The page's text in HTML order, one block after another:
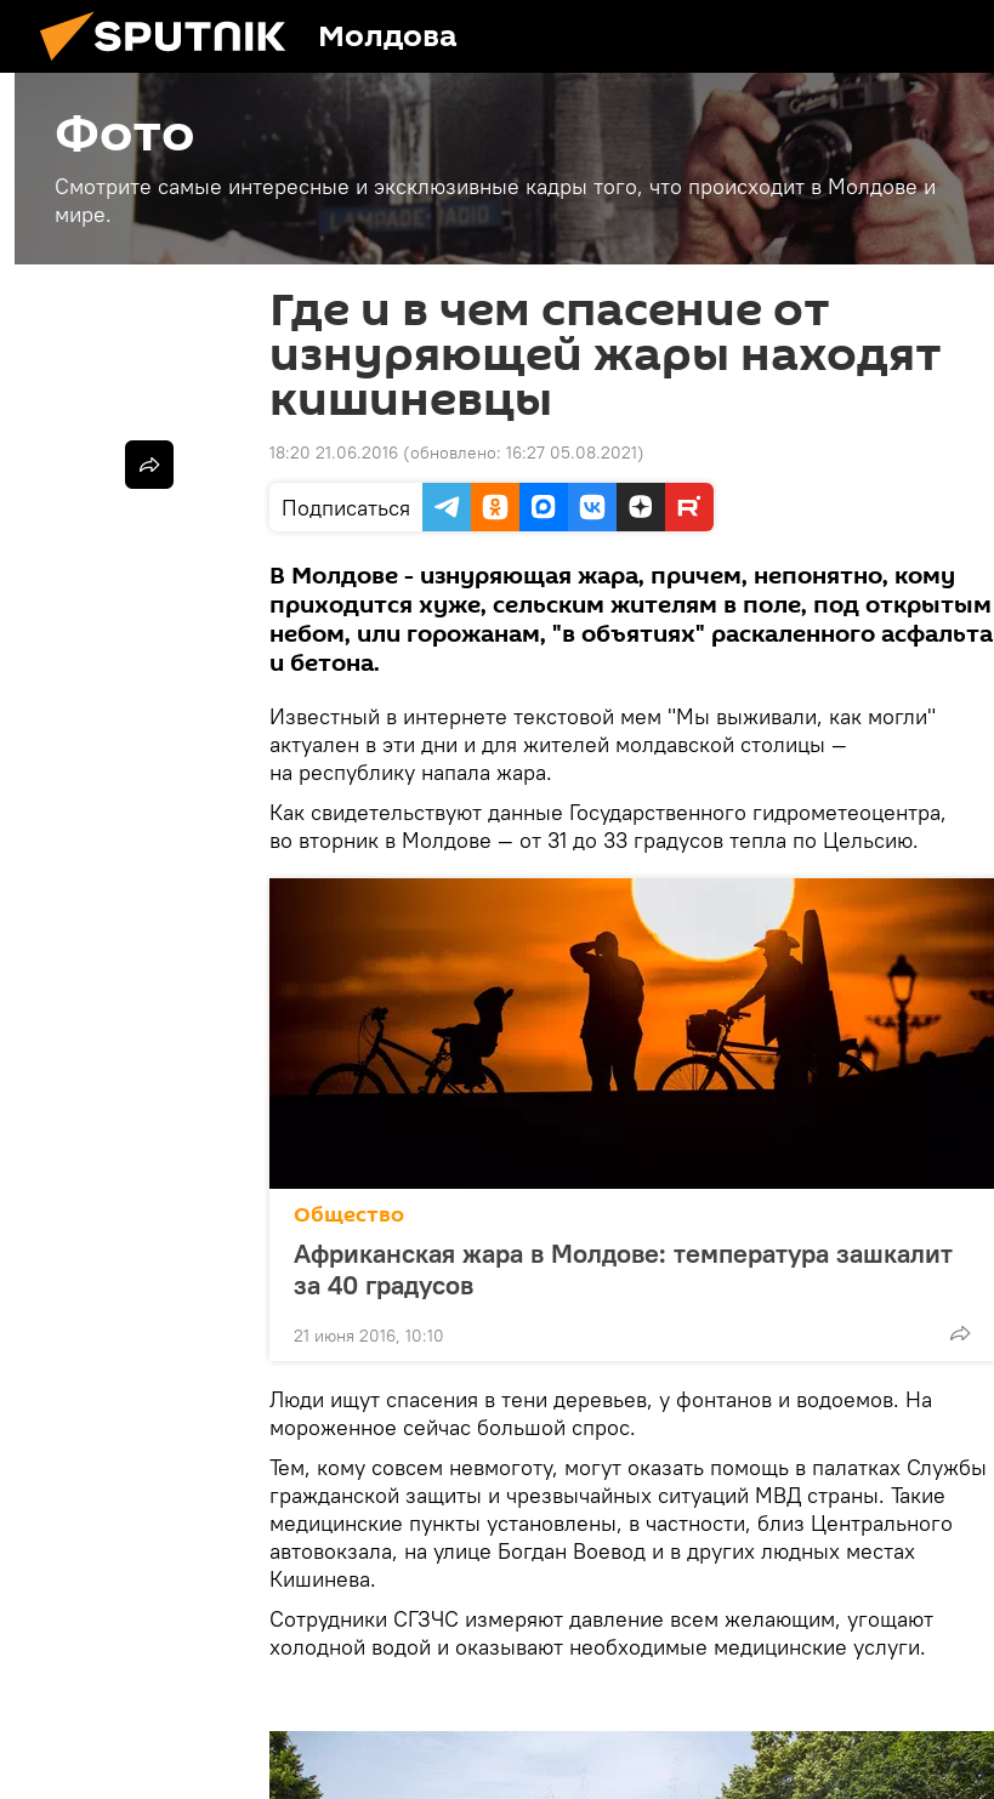
Молдова
Фото
Смотрите самые интересные и эксклюзивные кадры того, что происходит в Молдове и
мире.
Где и в чем спасение от
изнуряющей жары находят
кишиневцы
18:20 21.06.2016 (обновлено: 16:27 05.08.2021)
Подписаться
В Молдове - изнуряющая жара, причем, непонятно, кому
приходится хуже, сельским жителям в поле, под открытым
небом, или горожанам, "в объятиях" раскаленного асфальта
и бетона.
Известный в интернете текстовой мем "Мы выживали, как могли"
актуален в эти дни и для жителей молдавской столицы —
на республику напала жара.
Как свидетельствуют данные Государственного гидрометеоцентра,
во вторник в Молдове — от 31 до 33 градусов тепла по Цельсию.
Общество
Африканская жара в Молдове: температура зашкалит
за 40 градусов
21 июня 2016, 10:10
Люди ищут спасения в тени деревьев, у фонтанов и водоемов. На
мороженное сейчас большой спрос.
Тем, кому совсем невмоготу, могут оказать помощь в палатках Службы
гражданской защиты и чрезвычайных ситуаций МВД страны. Такие
медицинские пункты установлены, в частности, близ Центрального
автовокзала, на улице Богдан Воевод и в других людных местах
Кишинева.
Сотрудники СГЗЧС измеряют давление всем желающим, угощают
холодной водой и оказывают необходимые медицинские услуги.